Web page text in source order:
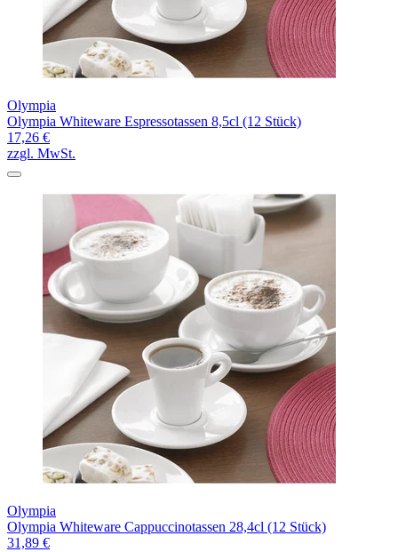
Olympia
Olympia Whiteware Espressotassen 8,5cl (12 Stück)
17,26 €
zzgl. MwSt.
Olympia
Olympia Whiteware Cappuccinotassen 28,4cl (12 Stück)
31,89 €